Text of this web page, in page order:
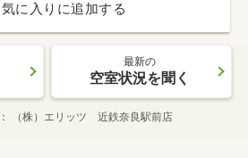
に入りに追加する
最新の
空室状況を聞く
（株）エリッツ 近鉄奈良駅前店